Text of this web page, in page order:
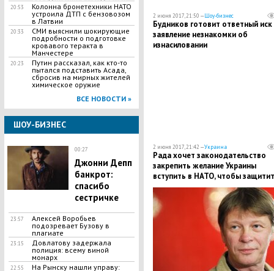
20:53
Колонна бронетехники НАТО
устроила ДТП с бензовозом
в Латвии
20:33
СМИ выяснили шокирующие
подробности о подготовке
кровавого теракта в
Манчестере
20:23
Путин рассказал, как кто-то
пытался подставить Асада,
сбросив на мирных жителей
химическое оружие
ВСЕ НОВОСТИ »
ШОУ-БИЗНЕС
00:27
Джонни Депп
банкрот:
спасибо
сестричке
23:57
Алексей Воробьев
подозревает Бузову в
плагиате
23:15
Довлатову задержала
полиция: всему виной
монарх
22:55
На Рынску нашли управу:
2 июня 2017, 21:50 —Шоу-бизнес
Будников готовит ответный иск
заявление незнакомки об
изнасиловании
2 июня 2017, 21:42 —Украина
Рада хочет законодательство
закрепить желание Украины
вступить в НАТО, чтобы
от России